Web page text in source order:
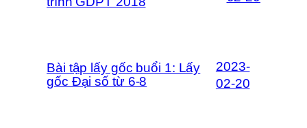
Bài tập lấy gốc buổi 1: Lấy
gốc Đại số từ 6-8
2023-
02-20